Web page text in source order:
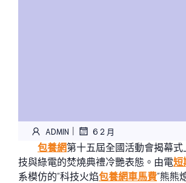
ADMIN | 6 2 月
包養網第十五屆全國活動會揭幕
技與綠電的焚燒典禮冷艷表態。由電短
系模仿的“科技火焰包養網車馬費”熊熊